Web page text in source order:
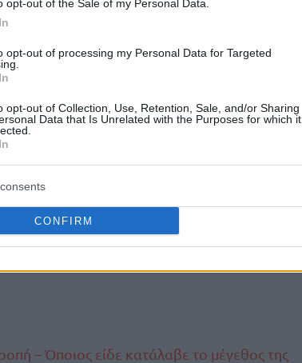
opt-out of the Sale of my Personal Data.
opt-out of processing my Personal Data for Targeted
opt-out of Collection, Use, Retention, Sale, and/or Sharing
Data that Is Unrelated with the Purposes for which it
CONFIRM
έχει πέσει στον
στην αποψινή προπόνηση και
να είναι έτοιμος να αγωνιστεί.
υπάρχει λίγος χρόνος για προπονήσεις.
με την χρήση βίντεο και αγωνιστικά
Τρίτη (25/03), πριν από το ματς με τη
αναμένεται να φτάσει το βράδυ της
θα κάνει μία προπόνηση στηνΠυλαίατο
– Όποιος είδε κατάλαβε το μέγεθος της